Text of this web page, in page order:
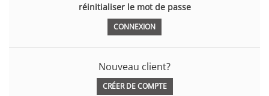
réinitialiser le mot de passe
Nouveau client?
CRÉER DE COMPTE